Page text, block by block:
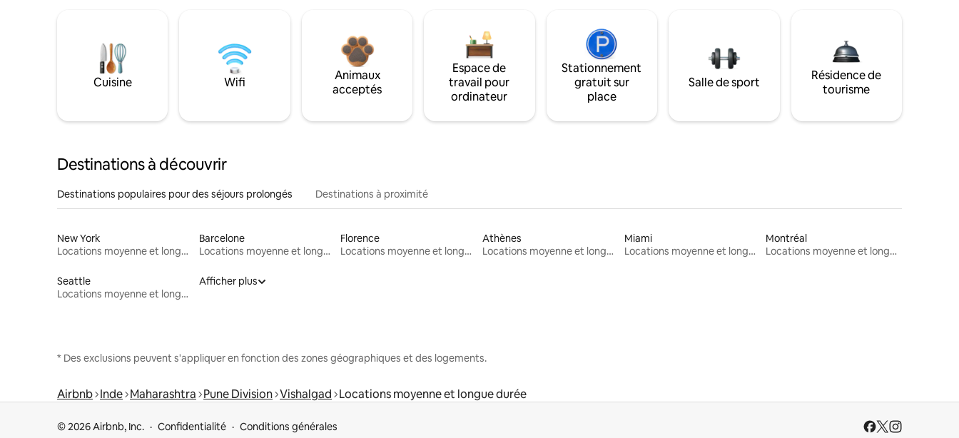
Cuisine Wifi
Animaux
acceptés
Espace de
travail pour
ordinateur
Stationnement
gratuit sur
place
Salle de sport
Résidence de
tourisme
Destinations à découvrir
Destinations populaires pour des séjours prolongés Destinations à proximité
New York
Locations moyenne et longue durée
Barcelone
Locations moyenne et longue durée
Florence
Locations moyenne et longue durée
Athènes
Locations moyenne et longue durée
Miami
Locations moyenne et longue durée
Montréal
Locations moyenne et longue durée
Seattle
Locations moyenne et longue durée
Afficher plus
* Des exclusions peuvent s'appliquer en fonction des zones géographiques et des logements.
Airbnb Inde Maharashtra Pune Division Vishalgad Locations moyenne et longue durée
© 2026 Airbnb, Inc. Confidentialité Conditions générales